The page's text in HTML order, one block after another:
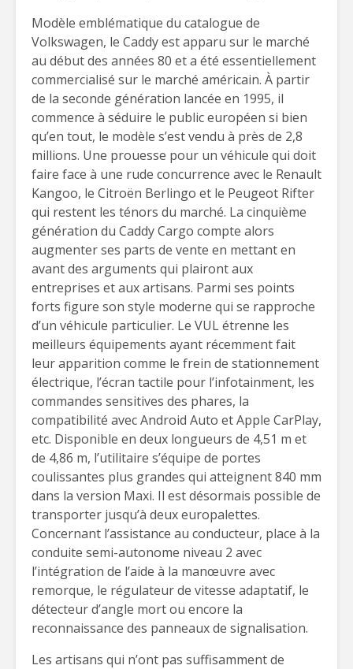
Modèle emblématique du catalogue de
Volkswagen, le Caddy est apparu sur le marché
au début des années 80 et a été essentiellement
commercialisé sur le marché américain. À partir
de la seconde génération lancée en 1995, il
commence à séduire le public européen si bien
qu’en tout, le modèle s’est vendu à près de 2,8
millions. Une prouesse pour un véhicule qui doit
faire face à une rude concurrence avec le Renault
Kangoo, le Citroën Berlingo et le Peugeot Rifter
qui restent les ténors du marché. La cinquième
génération du Caddy Cargo compte alors
augmenter ses parts de vente en mettant en
avant des arguments qui plairont aux
entreprises et aux artisans. Parmi ses points
forts figure son style moderne qui se rapproche
d’un véhicule particulier. Le VUL étrenne les
meilleurs équipements ayant récemment fait
leur apparition comme le frein de stationnement
électrique, l’écran tactile pour l’infotainment, les
commandes sensitives des phares, la
compatibilité avec Android Auto et Apple CarPlay,
etc. Disponible en deux longueurs de 4,51 m et
de 4,86 m, l’utilitaire s’équipe de portes
coulissantes plus grandes qui atteignent 840 mm
dans la version Maxi. Il est désormais possible de
transporter jusqu’à deux europalettes.
Concernant l’assistance au conducteur, place à la
conduite semi-autonome niveau 2 avec
l’intégration de l’aide à la manœuvre avec
remorque, le régulateur de vitesse adaptatif, le
détecteur d’angle mort ou encore la
reconnaissance des panneaux de signalisation.
Les artisans qui n’ont pas suffisamment de